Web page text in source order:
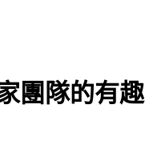
團隊的有趣